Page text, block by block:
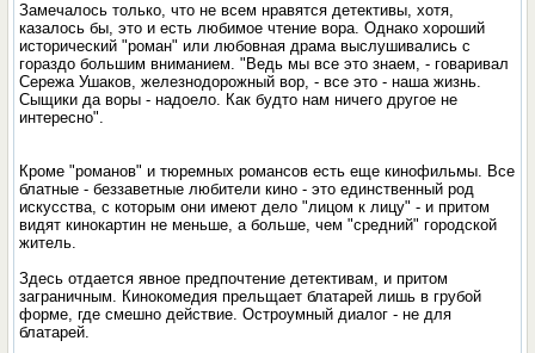
Замечалось только, что не всем нравятся детективы, хотя,
казалось бы, это и есть любимое чтение вора. Однако хороший
исторический "роман" или любовная драма выслушивались с
гораздо большим вниманием. "Ведь мы все это знаем, - говаривал
Сережа Ушаков, железнодорожный вор, - все это - наша жизнь.
Сыщики да воры - надоело. Как будто нам ничего другое не
интересно".
Кроме "романов" и тюремных романсов есть еще кинофильмы. Все
блатные - беззаветные любители кино - это единственный род
искусства, с которым они имеют дело "лицом к лицу" - и притом
видят кинокартин не меньше, а больше, чем "средний" городской
житель.
Здесь отдается явное предпочтение детективам, и притом
заграничным. Кинокомедия прельщает блатарей лишь в грубой
форме, где смешно действие. Остроумный диалог - не для
блатарей.